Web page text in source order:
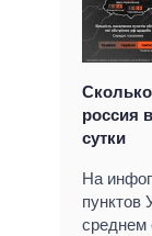
россия
сутки
На
пунктов
среднем